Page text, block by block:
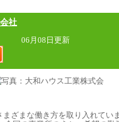
社
06月08日更新
ざまな働き方を取り入れてい